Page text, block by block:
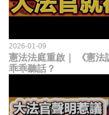
2026-01-09
憲法法庭重啟｜ 《憲法
乖乖聽話？